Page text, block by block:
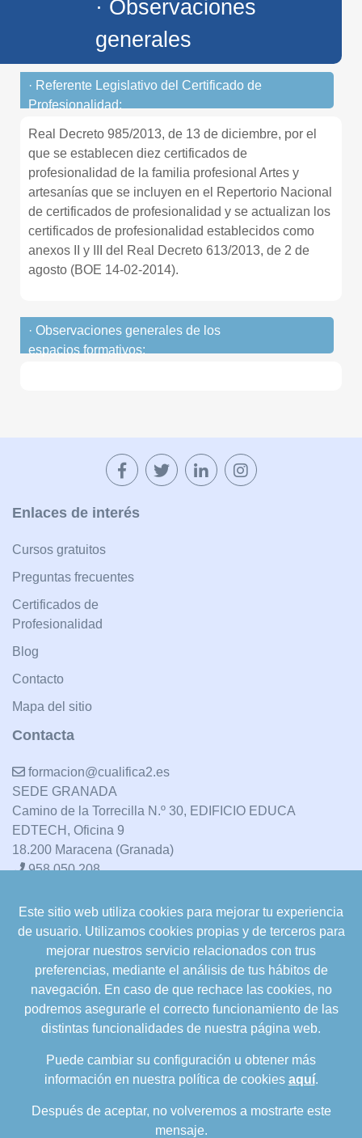
· Observaciones
generales
· Referente Legislativo del Certificado de
Profesionalidad:
Real Decreto 985/2013, de 13 de diciembre, por el
que se establecen diez certificados de
profesionalidad de la familia profesional Artes y
artesanías que se incluyen en el Repertorio Nacional
de certificados de profesionalidad y se actualizan los
certificados de profesionalidad establecidos como
anexos II y III del Real Decreto 613/2013, de 2 de
agosto (BOE 14-02-2014).
· Observaciones generales de los
espacios formativos:
Enlaces de interés
Cursos gratuitos
Preguntas frecuentes
Certificados de
Profesionalidad
Blog
Contacto
Mapa del sitio
Contacta
formacion@cualifica2.es
SEDE GRANADA
Camino de la Torrecilla N.º 30, EDIFICIO EDUCA
EDTECH, Oficina 9
18.200 Maracena (Granada)
958 050 208
formacion@cualifica2.es
SEDE POZO ALCÓN
Pol. Ind. "La Asomadilla",
Nave 5-6 y anexos
23485 Pozo Alcón (Jaén)
958 050 208
958 991 970
Este sitio web utiliza cookies para mejorar tu experiencia
de usuario. Utilizamos cookies propias y de terceros para
mejorar nuestros servicio relacionados con trus
preferencias, mediante el análisis de tus hábitos de
navegación. En caso de que rechace las cookies, no
podremos asegurarle el correcto funcionamiento de las
distintas funcionalidades de nuestra página web.
Puede cambiar su configuración u obtener más
información en nuestra política de cookies aquí.
Después de aceptar, no volveremos a mostrarte este
mensaje.